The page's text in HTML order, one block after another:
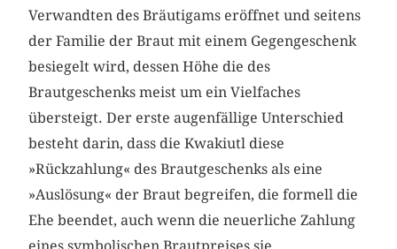
Verwandten des Bräutigams eröffnet und seitens
der Familie der Braut mit einem Gegengeschenk
besiegelt wird, dessen Höhe die des
Brautgeschenks meist um ein Vielfaches
übersteigt. Der erste augenfällige Unterschied
besteht darin, dass die Kwakiutl diese
»Rückzahlung« des Brautgeschenks als eine
»Auslösung« der Braut begreifen, die formell die
Ehe beendet, auch wenn die neuerliche Zahlung